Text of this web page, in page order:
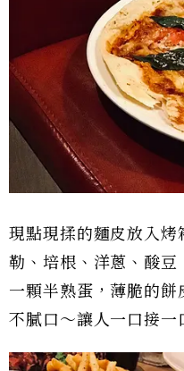
現點現揉的麵皮放入
勒、培根、洋蔥、酸豆
一顆半熟蛋，薄脆的
不膩口～讓人一口接一